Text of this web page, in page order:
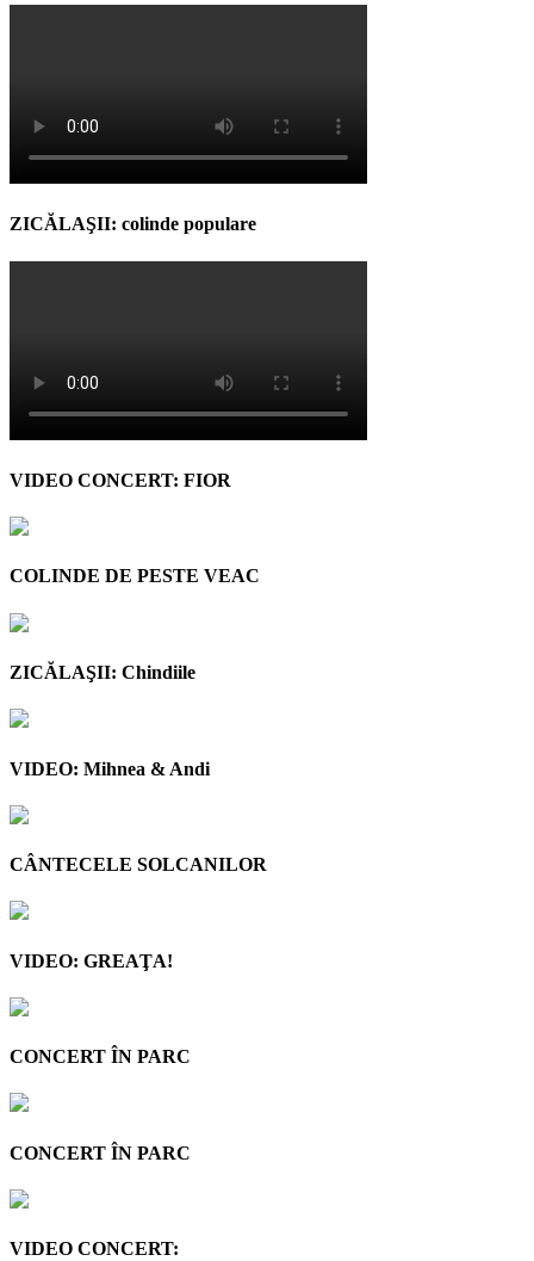
ZICĂLAŞII: colinde populare
VIDEO CONCERT: FIOR
COLINDE DE PESTE VEAC
ZICĂLAŞII: Chindiile
VIDEO: Mihnea & Andi
CÂNTECELE SOLCANILOR
VIDEO: GREAŢA!
CONCERT ÎN PARC
CONCERT ÎN PARC
VIDEO CONCERT: